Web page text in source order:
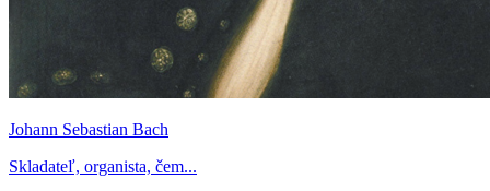
Johann Sebastian Bach
Skladateľ, organista, čem...